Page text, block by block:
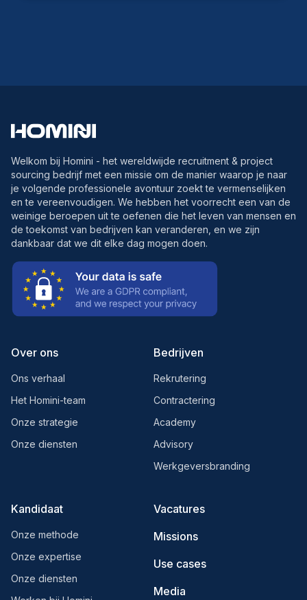
Welkom bij Homini - het wereldwijde recruitment & project
sourcing bedrijf met een missie om de manier waarop je naar
je volgende professionele avontuur zoekt te vermenselijken
en te vereenvoudigen. We hebben het voorrecht een van de
weinige beroepen uit te oefenen die het leven van mensen en
de toekomst van bedrijven kan veranderen, en we zijn
dankbaar dat we dit elke dag mogen doen.
Over ons
Ons verhaal
Het Homini-team
Onze strategie
Onze diensten
Bedrijven
Rekrutering
Contractering
Academy
Advisory
Werkgeversbranding
Kandidaat
Onze methode
Onze expertise
Onze diensten
Vacatures
Missions
Use cases
Media